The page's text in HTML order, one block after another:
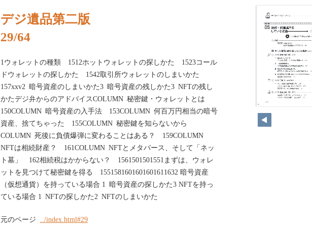
デジ遺品第二版
29/64
1ウォレットの種類 1512ホットウォレットの探しかた 1523コール
ドウォレットの探しかた 1542取引所ウォレットのしまいかた
157xxv2 暗号資産のしまいかた3 暗号資産の残しかた3 NFTの残し
かたデジ弁からのアドバイスCOLUMN 秘密鍵・ウォレットとは
150COLUMN 暗号資産の入手法 153COLUMN 何百万円相当の暗号
資産、捨てちゃった 155COLUMN 秘密鍵を知らないから
COLUMN 死後に負債爆弾に変わることはある？ 159COLUMN
NFTは相続財産？ 161COLUMN NFTとメタバース、そして「ネッ
ト墓」 162相続税はかからない？ 1561501501551まずは、ウォレ
ットを見つけて秘密鍵を得る 1551581601601601611632 暗号資産
（仮想通貨）を持っている場合 1 暗号資産の探しかた3 NFTを持っ
ている場合 1 NFTの探しかた2 NFTのしまいかた
元のページ ../index.html#29